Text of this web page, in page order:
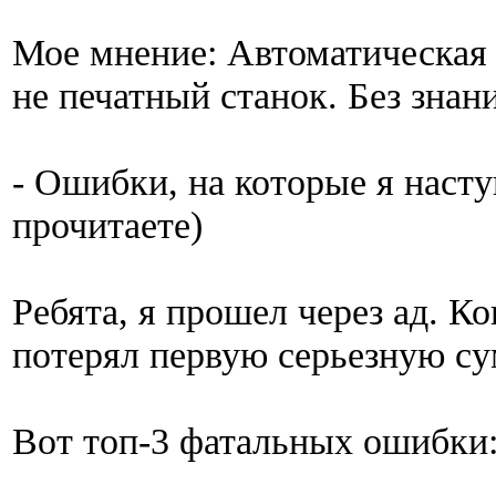
Мое мнение:
не печатный станок. Без
- Ошибки, на которые я
прочитаете)
Ребята, я прошел через ад.
потерял первую серьезную
Вот топ-3 фатальных